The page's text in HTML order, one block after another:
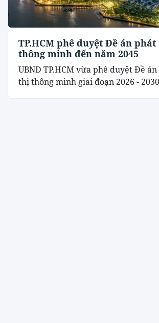
TP.HCM phê duyệt Đề án
thông minh đến năm 2045
UBND TP.HCM vừa phê duyệt Đề
thị thông minh giai đoạn 2026 -